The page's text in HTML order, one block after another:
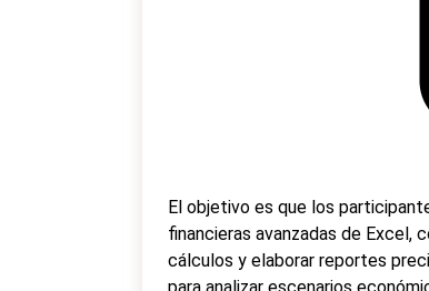
El objetivo es que los
financieras avanzadas de Excel,
cálculos y elaborar reportes